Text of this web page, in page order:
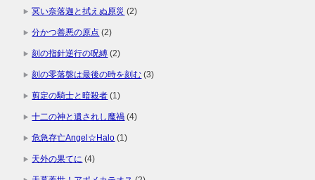
冥い奈落迦と拭えぬ原災 (2)
分かつ善悪の原点 (2)
刻の指針逆行の呪縛 (2)
刻の零落盤は最後の時を刻む (3)
剪定の騎士と暗殺者 (1)
十二の神と遺されし魔禍 (4)
危急存亡Angel☆Halo (1)
天外の果てに (4)